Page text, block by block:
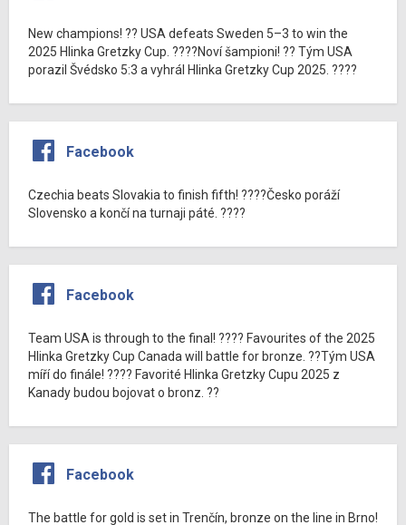
New champions! ?? USA defeats Sweden 5–3 to win the
2025 Hlinka Gretzky Cup. ????Noví šampioni! ?? Tým USA
porazil Švédsko 5:3 a vyhrál Hlinka Gretzky Cup 2025. ????
Facebook
Czechia beats Slovakia to finish fifth! ????Česko poráží
Slovensko a končí na turnaji páté. ????
Facebook
Team USA is through to the final! ???? Favourites of the 2025
Hlinka Gretzky Cup Canada will battle for bronze. ??Tým USA
míří do finále! ???? Favorité Hlinka Gretzky Cupu 2025 z
Kanady budou bojovat o bronz. ??
Facebook
The battle for gold is set in Trenčín, bronze on the line in Brno!